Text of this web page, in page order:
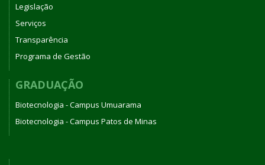
Legislação
Serviços
Transparência
Programa de Gestão
GRADUAÇÃO
Biotecnologia - Campus Umuarama
Biotecnologia - Campus Patos de Minas